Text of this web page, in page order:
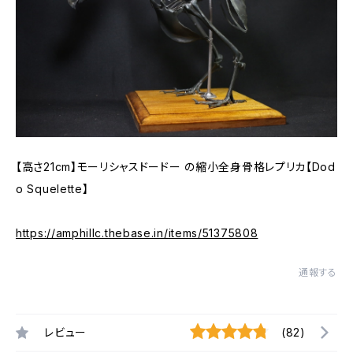
【高さ21cm】モーリシャスドードー の縮小全身骨格レプリカ【Dod
o Squelette】
https://amphillc.thebase.in/items/51375808
通報する
レビュー (82)